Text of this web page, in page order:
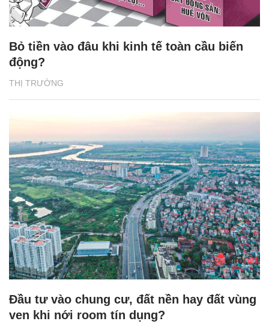
THỊ TRƯỜNG
Bỏ tiền vào đâu khi kinh tế toàn cầu biến
động?
Đầu tư vào chung cư, đất nền hay đất vùng
ven khi nới room tín dụng?